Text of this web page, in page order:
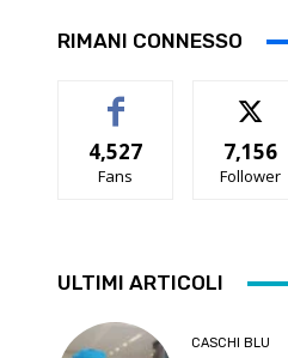
RIMANI CONNESSO
4,527
Fans
7,156
Follower
ULTIMI ARTICOLI
CASCHI BLU